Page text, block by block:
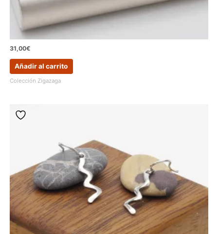
31,00€
Añadir al carrito
Colección Zigazaga